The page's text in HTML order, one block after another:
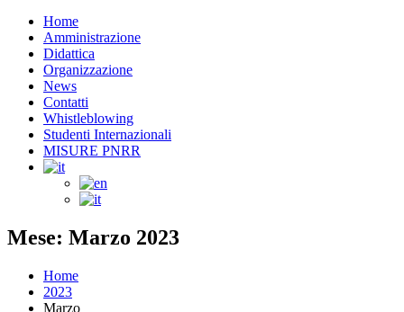
Home
Amministrazione
Didattica
Organizzazione
News
Contatti
Whistleblowing
Studenti Internazionali
MISURE PNRR
Mese: Marzo 2023
Home
2023
Marzo